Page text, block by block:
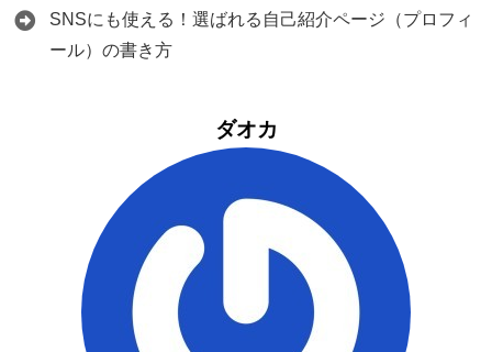
SNSにも使える！選ばれる自己紹介ページ（プロフィ
ール）の書き方
ダオカ